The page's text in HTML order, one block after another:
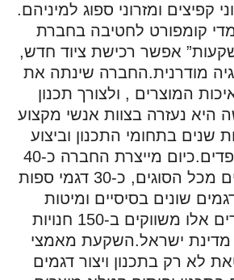
קפיצים ומזרוני ספוג למיניהם.
קומפורט לחטיבה בחברת
אפשר רכישת ציוד חדש,
מודרנית.החברה שינתה את
המוצרים , ולצורך תכנון
היא נעזרה בצוות אנשי מקצוע
שנים בתחומי התכנון וביצוע
מוצרי שינה מרופדים.כיום מייצרת החברה כ-40
דגמים של מזרונים מכל הסוגים, כ-30 דגמי ספות
ו כ-10 דגמים שונים בסיסיים ומיטות
מרופדות. מוצרים אלו משווקים ב-150 חנויות
מדינת ישראל.השקעת מאמצי
לא רק בתכנון ויצור דגמים